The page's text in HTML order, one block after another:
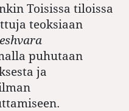
Toisissa tiloissa
teoksiaan
puhutaan
ja